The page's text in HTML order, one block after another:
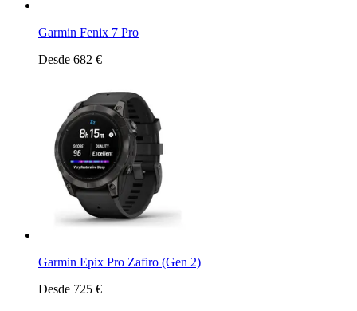
Garmin Fenix 7 Pro
Desde 682 €
Garmin Epix Pro Zafiro (Gen 2)
Desde 725 €